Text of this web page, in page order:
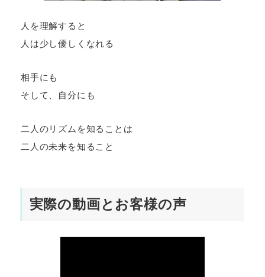
人を理解すると
人は少し優しくなれる
相手にも
そして、自分にも
二人のリズムを知ることは
二人の未来を知ること
実際の動画とお客様の声